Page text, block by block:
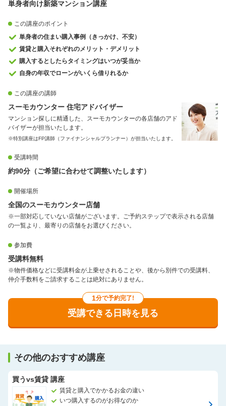
単身者向け新築マンション講座
この講座のポイント
単身者の住まい購入事例（きっかけ、不安）
賃貸と購入それぞれのメリット・デメリット
購入するとしたらタイミングはいつが妥当か
自身の年収でローンがいくら借りれるか
この講座の講師
スーモカウンター 住宅アドバイザー
マンション探しに精通した、スーモカウンターの各店舗のアド
バイザーが担当いたします。
※特別講座はFP講師（ファイナンシャルプランナー）が担当いたします。
受講時間
約90分（ご希望に合わせて調整いたします）
開催場所
全国のスーモカウンター店舗
※一部対応していない店舗がございます。ご予約ステップで表示される店舗
の一覧より、最寄りの店舗をお選びください。
参加費
受講料無料
※物件価格などに受講料金が上乗せされることや、後から別件での受講料、
仲介手数料をご請求することは絶対にありません。
1分で予約完了!
受講できる日時を見る
その他のおすすめ講座
買うvs賃貸 講座
賃貸と購入でかかるお金の違い
いつ購入するのがお得なのか